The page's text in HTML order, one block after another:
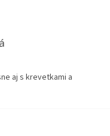
z 5 hviezdičiek.
aj s krevetkami a